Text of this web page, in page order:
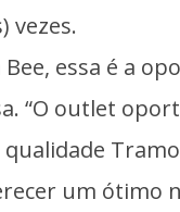
vezes.
essa é a
“O outlet
um ótimo